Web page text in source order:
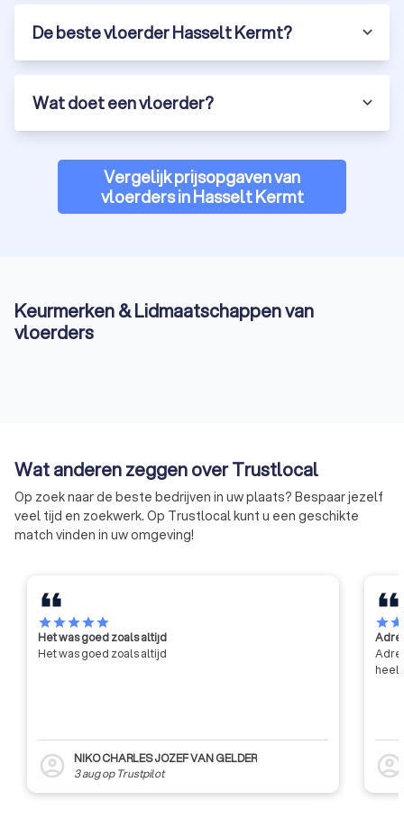
De beste vloerder Hasselt Kermt?
Wat doet een vloerder?
Vergelijk prijsopgaven van
vloerders in Hasselt Kermt
Keurmerken & Lidmaatschappen van
vloerders
Wat anderen zeggen over Trustlocal
Op zoek naar de beste bedrijven in uw plaats? Bespaar jezelf
veel tijd en zoekwerk. Op Trustlocal kunt u een geschikte
match vinden in uw omgeving!
starstarstarstarstar
Het was goed zoals altijd
Het was goed zoals altijd
account_circle
NIKO CHARLES JOZEF VAN GELDER
3 augop Trustpilot
starstar
heel
account_circle